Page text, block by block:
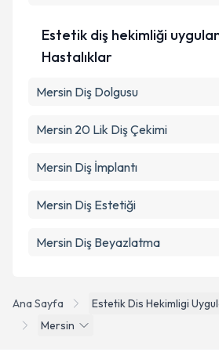
Ana Sayfa
Estetik Dis Hekimligi
Mersin
Estetik diş hekimliği
Hastalıklar
Mersin Diş Dolgusu
Mersin 20 Lik Diş Çekimi
Mersin Diş İmplantı
Mersin Diş Estetiği
Mersin Diş Beyazlatma